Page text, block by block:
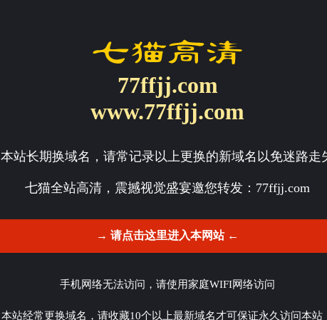
77ffjj.com
www.77ffjj.com
本站长期换域名，请常记录以上更换的新域名以免迷路走
七猫全站高清，震撼视觉盛宴邀您转发： 77ffjj.com
→ 请点击这里进入本网站 ←
手机网络无法访问，请使用家庭WIFI网络访问
本站经常更换域名，请收藏10个以上最新域名才可保证永久访问本站